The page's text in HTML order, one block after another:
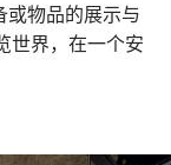
或物品的展示与
世界，在一个安